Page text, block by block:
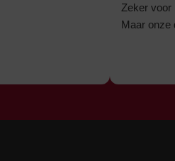
Zeker voor
Maar onze